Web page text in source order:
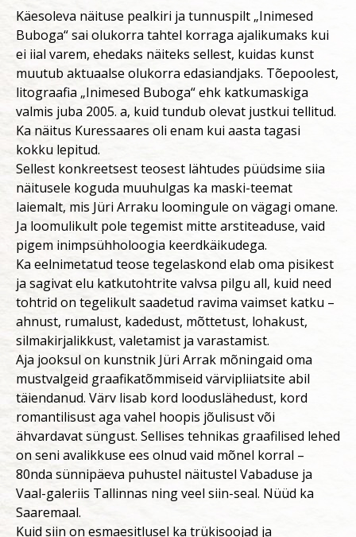
Käesoleva näituse pealkiri ja tunnuspilt „Inimesed
Buboga“ sai olukorra tahtel korraga ajalikumaks kui
ei iial varem, ehedaks näiteks sellest, kuidas kunst
muutub aktuaalse olukorra edasiandjaks. Tõepoolest,
litograafia „Inimesed Buboga“ ehk katkumaskiga
valmis juba 2005. a, kuid tundub olevat justkui tellitud.
Ka näitus Kuressaares oli enam kui aasta tagasi
kokku lepitud.
Sellest konkreetsest teosest lähtudes püüdsime siia
näitusele koguda muuhulgas ka maski-teemat
laiemalt, mis Jüri Arraku loomingule on vägagi omane.
Ja loomulikult pole tegemist mitte arstiteaduse, vaid
pigem inimpsühholoogia keerdkäikudega.
Ka eelnimetatud teose tegelaskond elab oma pisikest
ja sagivat elu katkutohtrite valvsa pilgu all, kuid need
tohtrid on tegelikult saadetud ravima vaimset katku –
ahnust, rumalust, kadedust, mõttetust, lohakust,
silmakirjalikkust, valetamist ja varastamist.
Aja jooksul on kunstnik Jüri Arrak mõningaid oma
mustvalgeid graafikatõmmiseid värvipliiatsite abil
täiendanud. Värv lisab kord looduslähedust, kord
romantilisust aga vahel hoopis jõulisust või
ähvardavat süngust. Sellises tehnikas graafilised lehed
on seni avalikkuse ees olnud vaid mõnel korral –
80nda sünnipäeva puhustel näitustel Vabaduse ja
Vaal-galeriis Tallinnas ning veel siin-seal. Nüüd ka
Saaremaal.
Kuid siin on esmaesitlusel ka trükisoojad ja